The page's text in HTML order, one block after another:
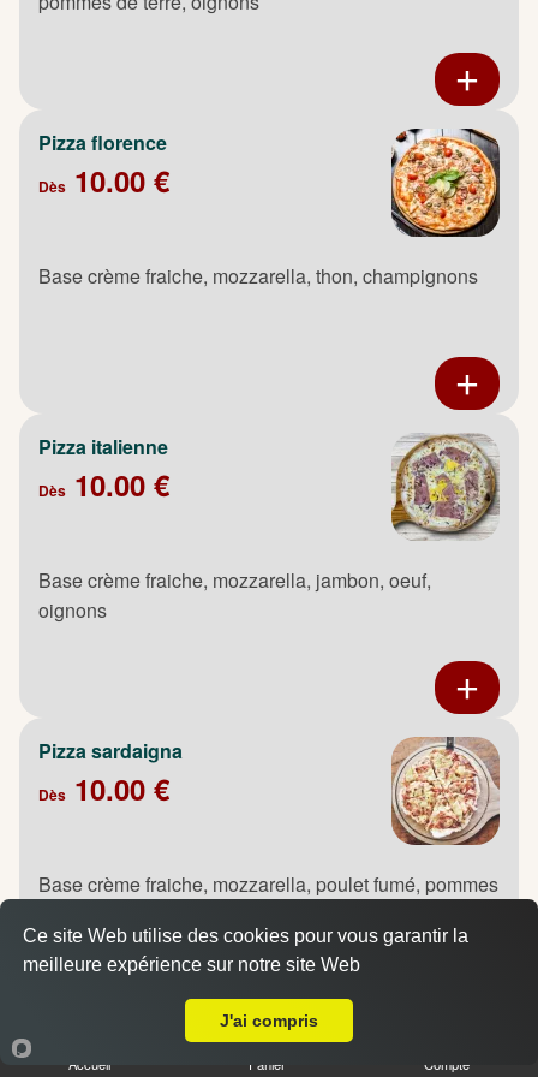
Pizza florence
Dès 10.00 €
Base crème fraiche, mozzarella, thon, champignons
Pizza italienne
Dès 10.00 €
Base crème fraiche, mozzarella, jambon, oeuf,
oignons
Pizza sardaigna
Dès 10.00 €
Base crème fraiche, mozzarella, poulet fumé, pommes
Accueil Panier Compte
Ce site Web utilise des cookies pour vous garantir la
meilleure expérience sur notre site Web
J'ai compris